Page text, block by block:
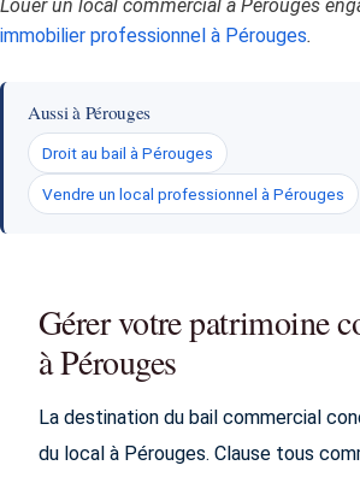
Louer un local commercial à Pérouges
immobilier professionnel à Pérouges.
Aussi à Pérouges
Droit au bail à Pérouges
Vendre un local professionnel à Pérouges
Gérer votre patrimoine
à Pérouges
La destination du bail commercial
du local à Pérouges. Clause tous